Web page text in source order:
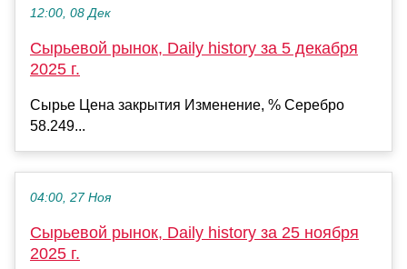
12:00, 08 Дек
Сырьевой рынок, Daily history за 5 декабря
2025 г.
Сырье Цена закрытия Изменение, % Серебро
58.249...
04:00, 27 Ноя
Сырьевой рынок, Daily history за 25 ноября
2025 г.